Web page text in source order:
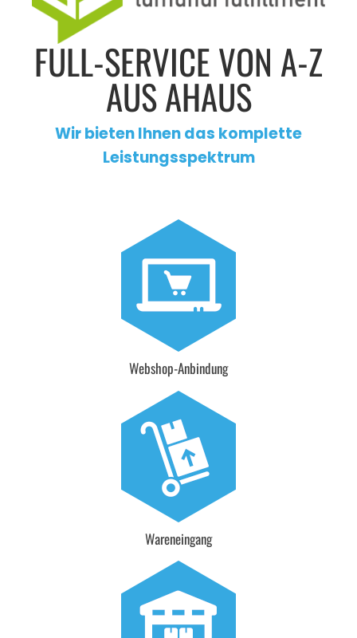
FULL-SERVICE VON A-Z
AUS AHAUS
Wir bieten Ihnen das komplette
Leistungsspektrum
Webshop-Anbindung
Wareneingang